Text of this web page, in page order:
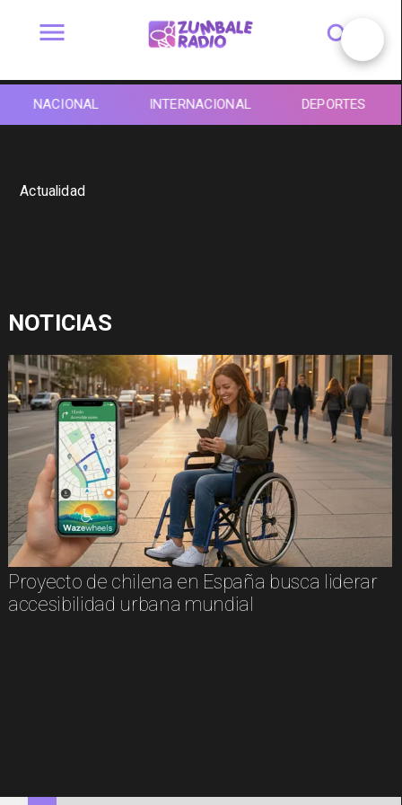
NACIONAL INTERNACIONAL DEPORTES
Actualidad
NOTICIAS
Proyecto de chilena en España busca liderar
accesibilidad urbana mundial